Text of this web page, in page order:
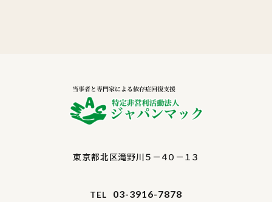
東京都北区滝野川５－４０－１３
TEL 03-3916-7878